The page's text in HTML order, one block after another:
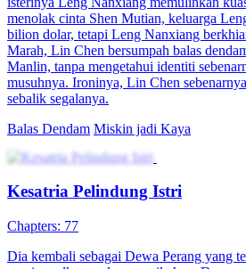
Balas Dendam Istri Direktur
60 Episodes
Jessy Tanoto mengagumi Willy Cahyadi
tetapi diabaikan. Untuk menjaga
menikahi Tommy Gunawan, namun, dia
membalas dendam. Jessy menahan
dari Willy. Willy menyesali perbuatannya
berubah menjadi dewi balas dendam dan